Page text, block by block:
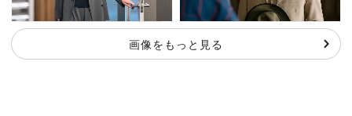
画像をもっと見る